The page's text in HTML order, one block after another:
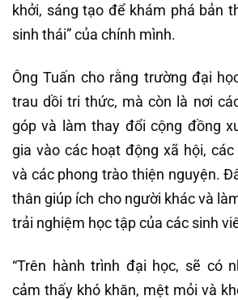
khởi, sáng tạo để khám phá bản
sinh thái” của chính mình.
Ông Tuấn cho rằng trường đại
trau dồi tri thức, mà còn là nơi
góp và làm thay đổi cộng đồng
gia vào các hoạt động xã hội,
và các phong trào thiện nguyện.
thân giúp ích cho người khác và
trải nghiệm học tập của các sinh
“Trên hành trình đại học, sẽ có
cảm thấy khó khăn, mệt mỏi và